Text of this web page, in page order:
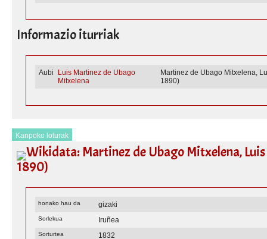
Informazio iturriak
Aubi
Luis Martinez de Ubago
Mitxelena
Martinez de Ubago Mitxelena,
1890)
Kanpoko loturak
Wikidata: Martinez de Ubago Mitxelena, Luis
1890)
honako hau da gizaki
Sorlekua Iruñea
Sorturtea 1832